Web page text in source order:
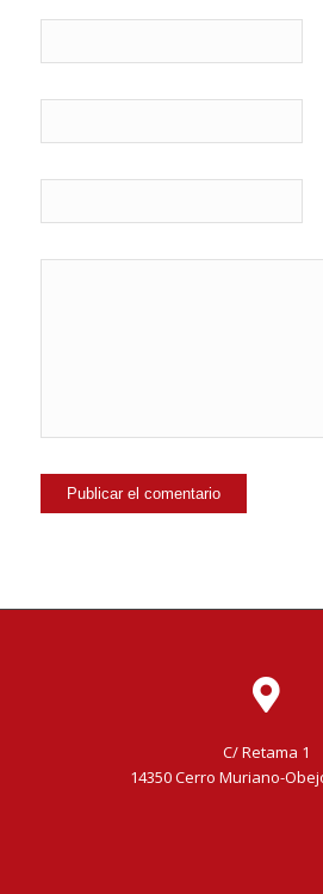
C/ Retama 1
14350 Cerro Muriano-